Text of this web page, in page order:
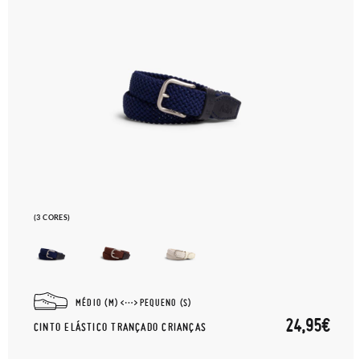
(3 CORES)
MÉDIO (M) PEQUENO (S)
CINTO ELÁSTICO TRANÇADO CRIANÇAS 24,95€